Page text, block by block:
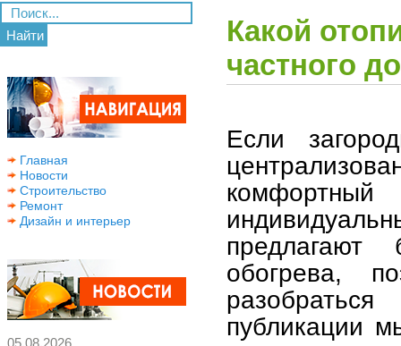
Найти
Главная
Новости
Строительство
Ремонт
Дизайн и интерьер
05.08.2026
Какой
частного
Если
обогрева,
публикации